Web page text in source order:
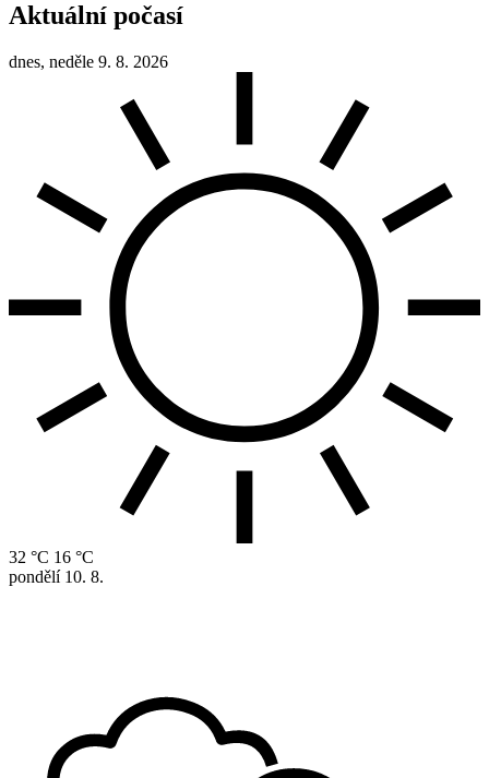
Aktuální počasí
dnes, neděle 9. 8. 2026
32 °C 16 °C
pondělí 10. 8.